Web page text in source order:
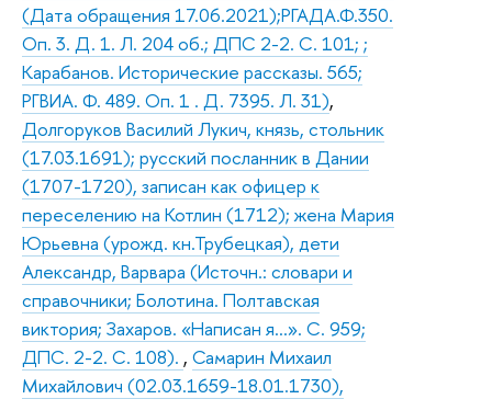
(Дата обращения 17.06.2021);РГАДА.Ф.350.
Оп. 3. Д. 1. Л. 204 об.; ДПС 2-2. С. 101; ;
Карабанов. Исторические рассказы. 565;
РГВИА. Ф. 489. Оп. 1 . Д. 7395. Л. 31),
Долгоруков Василий Лукич, князь, стольник
(17.03.1691); русский посланник в Дании
(1707-1720), записан как офицер к
переселению на Котлин (1712); жена Мария
Юрьевна (урожд. кн.Трубецкая), дети
Александр, Варвара (Источн.: словари и
справочники; Болотина. Полтавская
виктория; Захаров. «Написан я…». С. 959;
ДПС. 2-2. С. 108). , Самарин Михаил
Михайлович (02.03.1659-18.01.1730),